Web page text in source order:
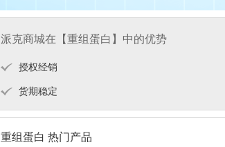
派克商城在【重组蛋白】中的优势
授权经销
货期稳定
重组蛋白 热门产品